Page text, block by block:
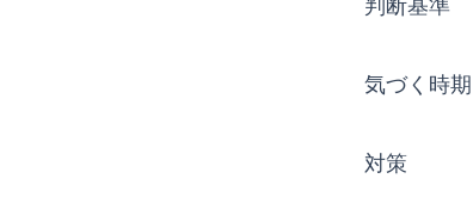
気づく時期
対策